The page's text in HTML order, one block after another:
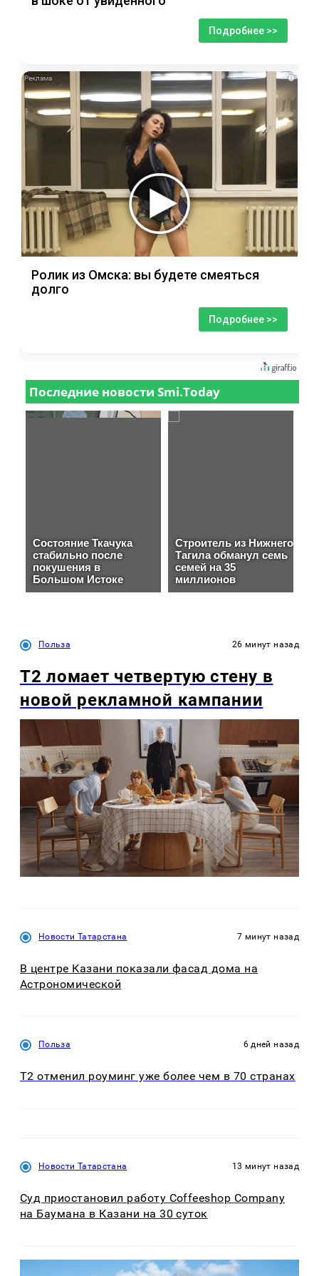
Подробнее >>
i
Ролик из Омска: вы будете смеяться
долго
Подробнее >>
Польза 26 минут назад
Т2 ломает четвертую стену в
новой рекламной кампании
Новости Татарстана 7 минут назад
В центре Казани показали фасад дома на
Астрономической
Польза 6 дней назад
Т2 отменил роуминг уже более чем в 70 странах
Новости Татарстана 13 минут назад
Суд приостановил работу Coffeeshop Company
на Баумана в Казани на 30 суток